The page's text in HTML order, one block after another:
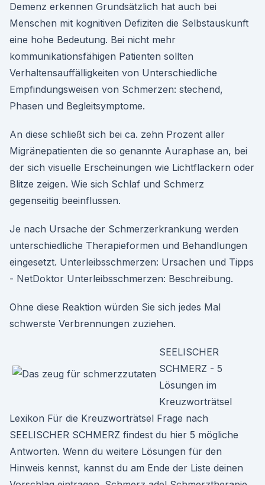
Demenz erkennen Grundsätzlich hat auch bei
Menschen mit kognitiven Defiziten die Selbstauskunft
eine hohe Bedeutung. Bei nicht mehr
kommunikationsfähigen Patienten sollten
Verhaltensauffälligkeiten von Unterschiedliche
Empfindungsweisen von Schmerzen: stechend,
Phasen und Begleitsymptome.
An diese schließt sich bei ca. zehn Prozent aller
Migränepatienten die so genannte Auraphase an, bei
der sich visuelle Erscheinungen wie Lichtflackern oder
Blitze zeigen. Wie sich Schlaf und Schmerz
gegenseitig beeinflussen.
Je nach Ursache der Schmerzerkrankung werden
unterschiedliche Therapieformen und Behandlungen
eingesetzt. Unterleibsschmerzen: Ursachen und Tipps
- NetDoktor Unterleibsschmerzen: Beschreibung.
Ohne diese Reaktion würden Sie sich jedes Mal
schwerste Verbrennungen zuziehen.
SEELISCHER
SCHMERZ - 5
Lösungen im
Kreuzworträtsel
Lexikon Für die Kreuzworträtsel Frage nach
SEELISCHER SCHMERZ findest du hier 5 mögliche
Antworten. Wenn du weitere Lösungen für den
Hinweis kennst, kannst du am Ende der Liste deinen